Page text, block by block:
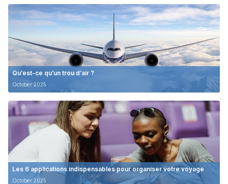
Qu'est-ce qu'un trou d'air ?
October 2025
Les 6 applications indispensables pour organiser votre voyage
October 2025